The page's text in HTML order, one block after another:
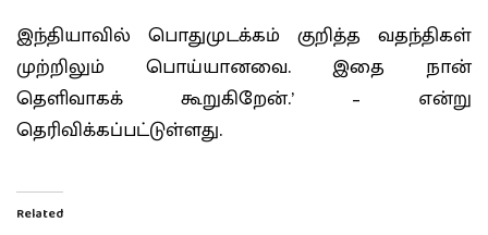
இந்தியாவில் பொதுமுடக்கம் குறித்த வதந்திகள்
முற்றிலும் பொய்யானவை. இதை நான்
தெளிவாகக் கூறுகிறேன்.’ – என்று
தெரிவிக்கப்பட்டுள்ளது.
Related